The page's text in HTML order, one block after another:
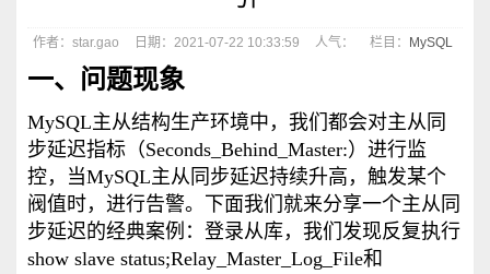
作者：star.gao 日期：2021-07-22 10:33:59 人气： 栏目： MySQL
一、问题现象
MySQL主从结构生产环境中，我们都会对主从同
步延迟指标（Seconds_Behind_Master:）进行监
控，当MySQL主从同步延迟持续升高，触发某个
阀值时，进行告警。下面我们就来分享一个主从同
步延迟的经典案例：登录从库，我们发现反复执行
show slave status;Relay_Master_Log_File和